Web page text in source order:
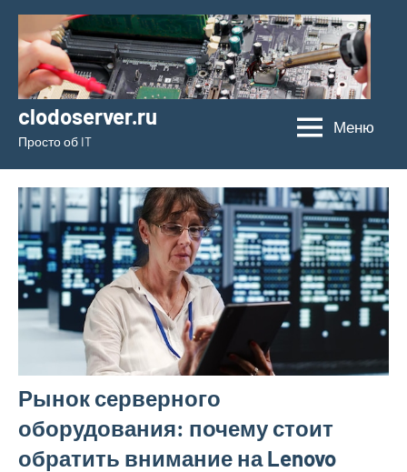
Перейти
содержимому
clodoserver.ru
Просто об IT
Меню
Рынок серверного
оборудования: почему стоит
обратить внимание на Lenovo